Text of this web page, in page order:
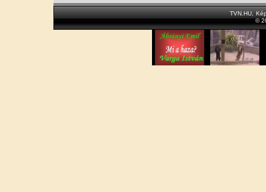
TVN.HU
©